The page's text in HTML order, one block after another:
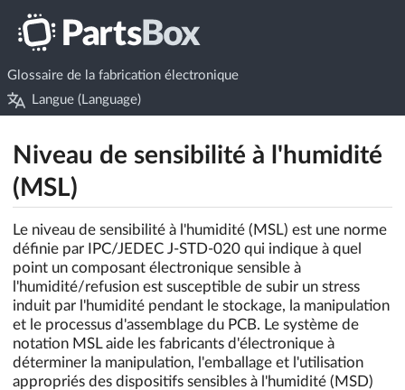
Glossaire de la fabrication électronique
Langue (Language)
Niveau de sensibilité à l'humidité
(MSL)
Le niveau de sensibilité à l'humidité (MSL) est une norme
définie par IPC/JEDEC J-STD-020 qui indique à quel
point un composant électronique sensible à
l'humidité/refusion est susceptible de subir un stress
induit par l'humidité pendant le stockage, la manipulation
et le processus d'assemblage du PCB. Le système de
notation MSL aide les fabricants d'électronique à
déterminer la manipulation, l'emballage et l'utilisation
appropriés des dispositifs sensibles à l'humidité (MSD)